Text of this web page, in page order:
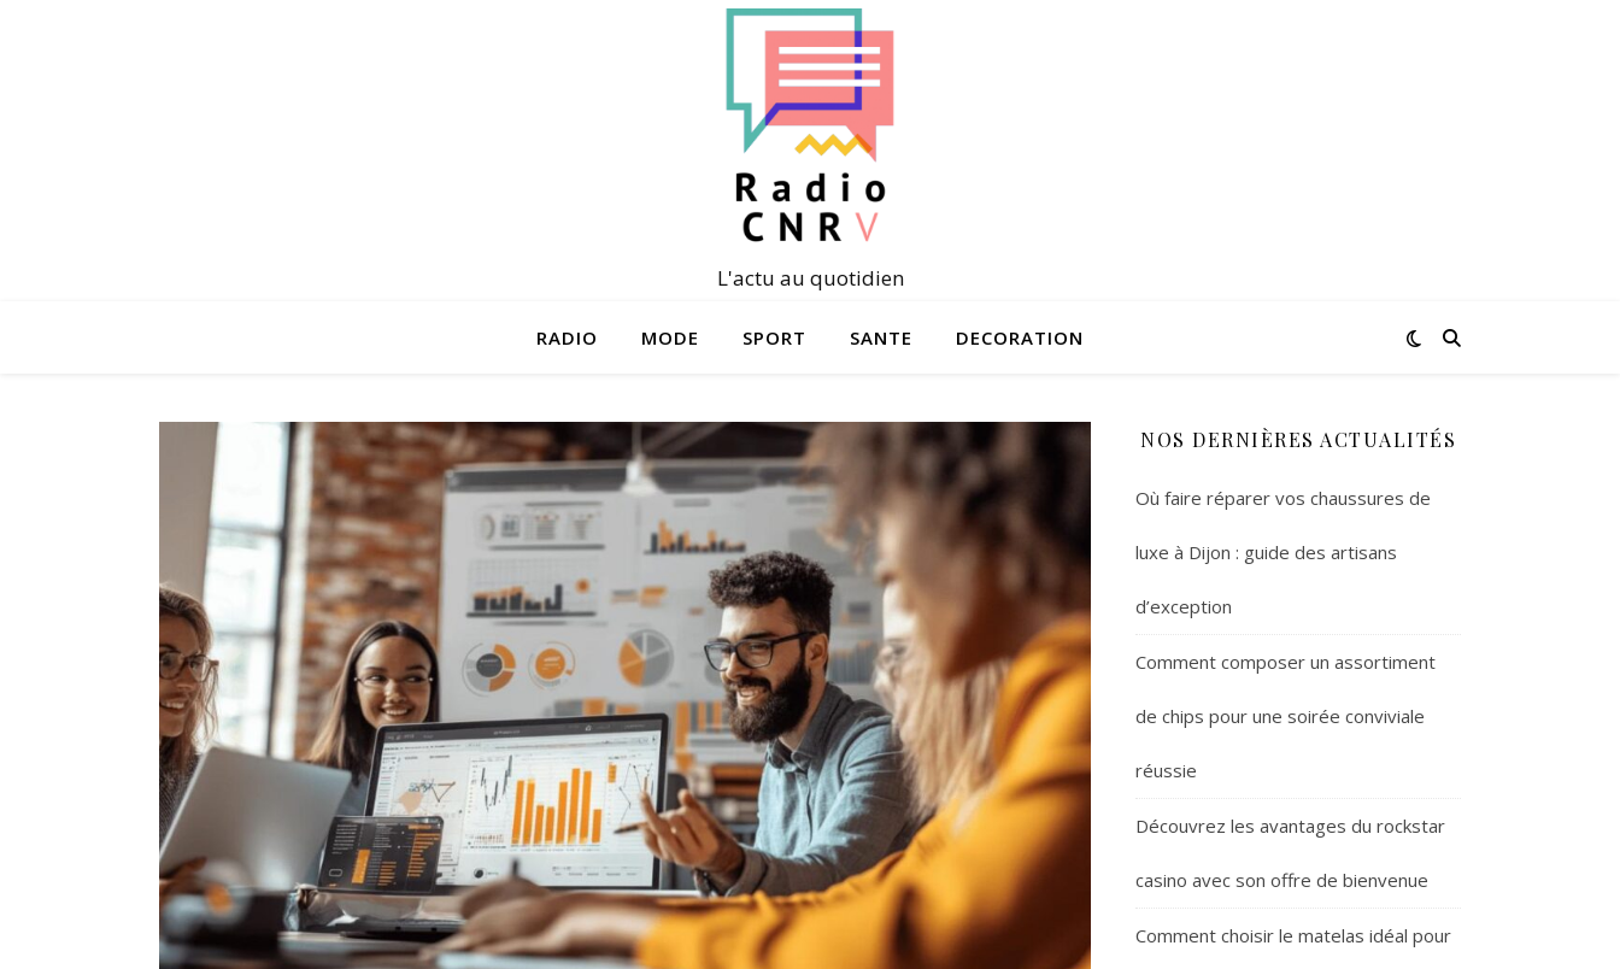
L'actu au quotidien
RADIO MODE SPORT SANTE DECORATION
NOS DERNIÈRES ACTUALITÉS
Où faire réparer vos chaussures de
luxe à Dijon : guide des artisans
d’exception
Comment composer un assortiment
de chips pour une soirée conviviale
réussie
Découvrez les avantages du rockstar
casino avec son offre de bienvenue
Comment choisir le matelas idéal pour